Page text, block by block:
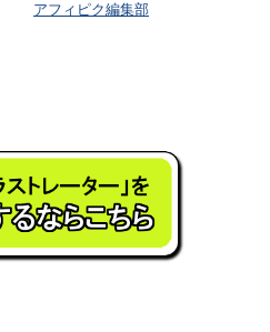
アフィピク編集部